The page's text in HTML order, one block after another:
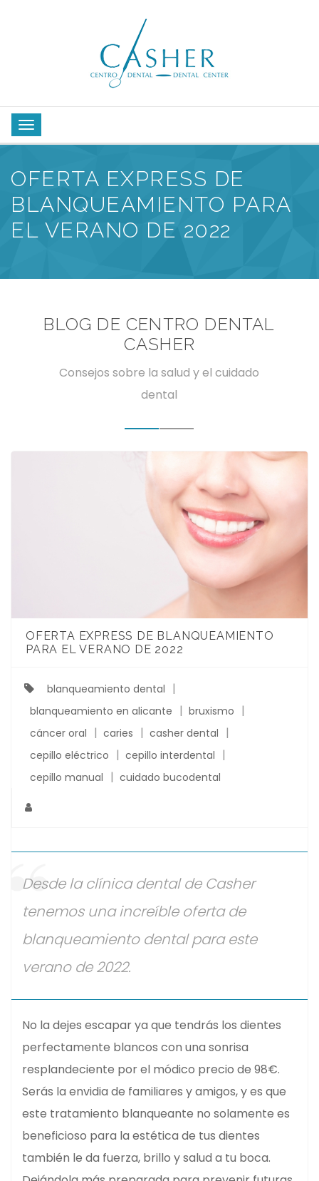
OFERTA EXPRESS DE
BLANQUEAMIENTO PARA
EL VERANO DE 2022
BLOG DE CENTRO DENTAL
CASHER
Consejos sobre la salud y el cuidado
dental
OFERTA EXPRESS DE BLANQUEAMIENTO
PARA EL VERANO DE 2022
blanqueamiento dental
blanqueamiento en alicante
bruxismo
cáncer oral
caries
casher dental
cepillo eléctrico
cepillo interdental
cepillo manual
cuidado bucodental
Desde la clínica dental de Casher
tenemos una increíble oferta de
blanqueamiento dental para este
verano de 2022.
No la dejes escapar ya que tendrás los dientes
perfectamente blancos con una sonrisa
resplandeciente por el módico precio de 98€.
Serás la envidia de familiares y amigos, y es que
este tratamiento blanqueante no solamente es
beneficioso para la estética de tus dientes
también le da fuerza, brillo y salud a tu boca.